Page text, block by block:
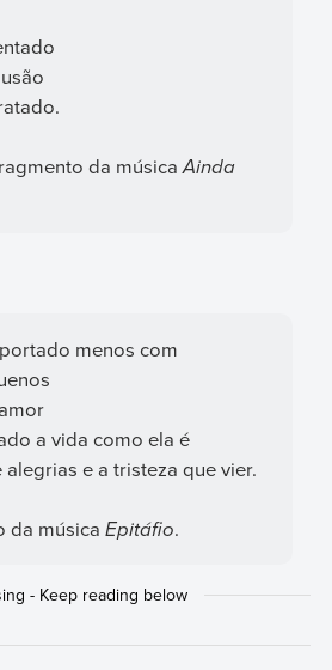
da músicaAinda
menos com
a vida como ela é
e a tristeza que vier.
da música Epitáfio.